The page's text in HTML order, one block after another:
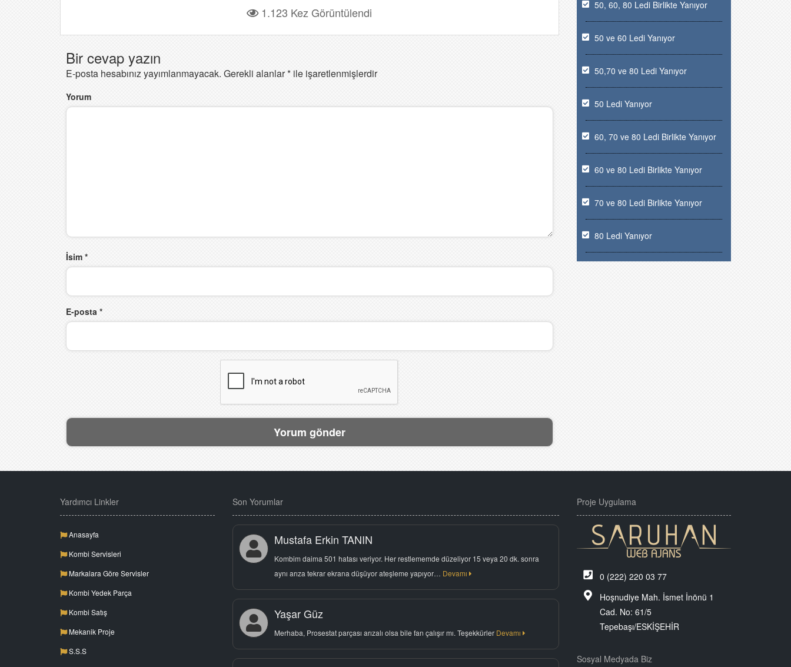
1.123 Kez Görüntülendi
Bir cevap yazın
E-posta hesabınız yayımlanmayacak. Gerekli alanlar* ile işaretlenmişlerdir
Yorum
İsim *
E-posta *
50, 60, 80 Ledi Birlikte Yanıyor
50 ve 60 Ledi Yanıyor
50,70 ve 80 Ledi Yanıyor
50 Ledi Yanıyor
60, 70 ve 80 Ledi Birlikte Yanıyor
60 ve 80 Ledi Birlikte Yanıyor
70 ve 80 Ledi Birlikte Yanıyor
80 Ledi Yanıyor
Yardımcı Linkler
Anasayfa
Kombi Servisleri
Markalara Göre Servisler
Kombi Yedek Parça
Kombi Satış
Mekanik Proje
S.S.S
Son Yorumlar
Mustafa Erkin TANIN
Kombim daima 501 hatası veriyor. Her restlememde düzeliyor 15 veya 20 dk. sonra
aynı arıza tekrar ekrana düşüyor ateşleme yapıyor… Devamı
Yaşar Güz
Merhaba, Prosestat parçası arızalı olsa bile fan çalışır mı. Teşekkürler Devamı
Proje Uygulama
0 (222) 220 03 77
Hoşnudiye Mah. İsmet İnönü 1
Cad. No: 61/5
Tepebaşı/ESKİŞEHİR
Sosyal Medyada Biz